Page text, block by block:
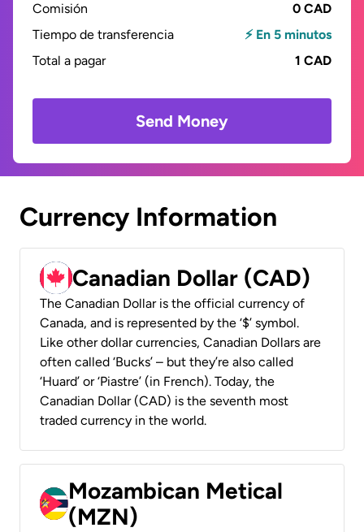
Comisión
0 CAD
Tiempo de transferencia
⚡ En 5 minutos
Total a pagar
1 CAD
Send Money
Currency Information
Canadian Dollar (CAD)
The Canadian Dollar is the official currency of
Canada, and is represented by the ‘$’ symbol.
Like other dollar currencies, Canadian Dollars are
often called ‘Bucks’ – but they’re also called
‘Huard’ or ‘Piastre’ (in French). Today, the
Canadian Dollar (CAD) is the seventh most
traded currency in the world.
Mozambican Metical
(MZN)